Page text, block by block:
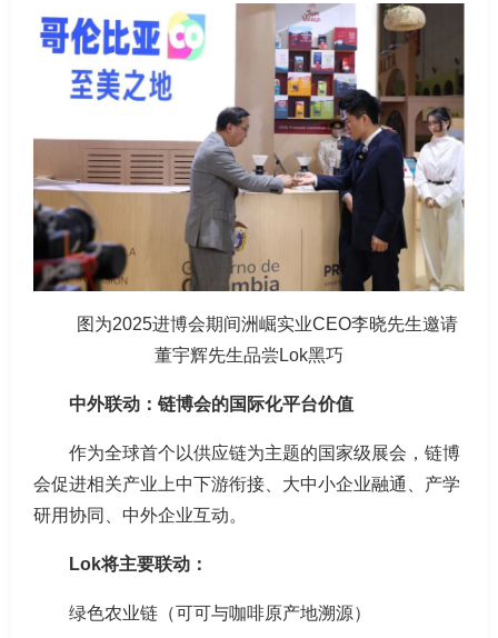
图为2025进博会期间洲崛实业CEO李晓先生邀请
董宇辉先生品尝Lok黑巧
中外联动：链博会的国际化平台价值
作为全球首个以供应链为主题的国家级展会，链博
会促进相关产业上中下游衔接、大中小企业融通、产学
研用协同、中外企业互动。
Lok将主要联动：
绿色农业链（可可与咖啡原产地溯源）